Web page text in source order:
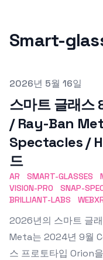
Smart-
Published on
2026년 5월 16일
스마트 글래스
/ Ray-Ban
Spectacles /
드
AR SMART-GLASSES
VISION-PRO
SNAP-
BRILLIANT-LABS
2026년의 스마트 글
Meta는 2024년 9월
스 프로토타입 Orion